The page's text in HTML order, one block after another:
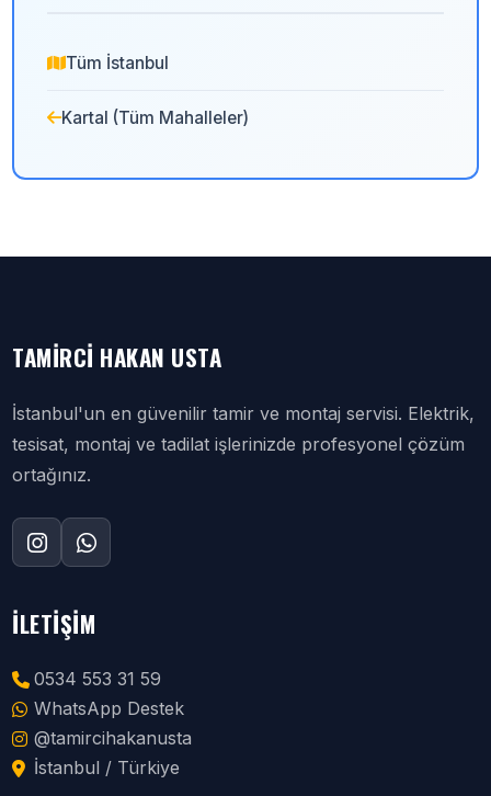
Tüm İstanbul
Kartal (Tüm Mahalleler)
TAMIRCI HAKAN USTA
İstanbul'un en güvenilir tamir ve montaj servisi. Elektrik,
tesisat, montaj ve tadilat işlerinizde profesyonel çözüm
ortağınız.
İLETIŞIM
0534 553 31 59
WhatsApp Destek
@tamircihakanusta
İstanbul / Türkiye